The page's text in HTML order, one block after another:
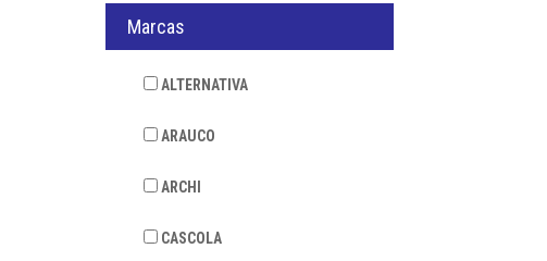
Marcas
ALTERNATIVA
ARAUCO
ARCHI
CASCOLA